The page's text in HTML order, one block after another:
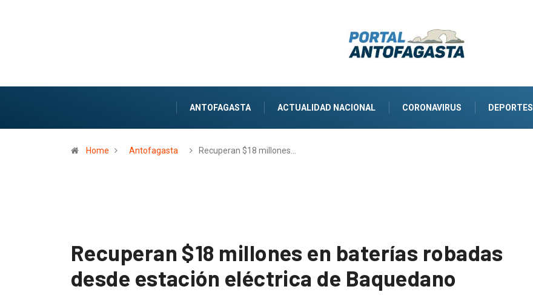
ANTOFAGASTA ACTUALIDAD NACIONAL CORONAVIRUS DEPORTES
Home Antofagasta Recuperan $18 millones…
Recuperan $18 millones en baterías robadas
desde estación eléctrica de Baquedano